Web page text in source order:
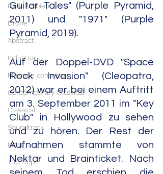
Dark Ambient
Drone
Abstract
Industrial
Musique concrète
Contemporary Classical
Classical
Soundtrack
India
Trip Hop
Guitar Tales" (Purple Pyramid,
2011) und "1971" (Purple
Pyramid, 2019).
Auf der Doppel-DVD "Space
Rock Invasion" (Cleopatra,
2012) war er bei einem Auftritt
am 3. September 2011 im "Key
Club" in Hollywood zu sehen
und zu hören. Der Rest der
Aufnahmen stammte von
Nektar und Brainticket. Nach